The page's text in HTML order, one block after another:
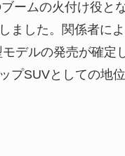
ームの火付け役と
ました。関係者によ
デルの発売が確定
プSUVとしての地